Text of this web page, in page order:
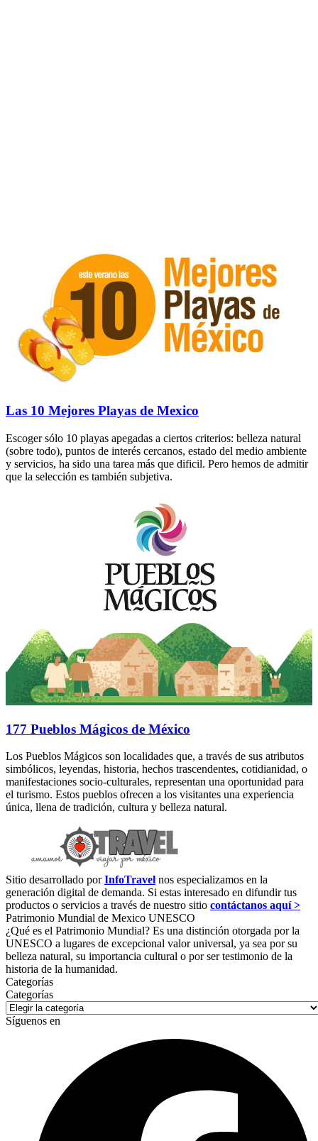
Las 10 Mejores Playas de Mexico
Escoger sólo 10 playas apegadas a ciertos criterios: belleza natural
(sobre todo), puntos de interés cercanos, estado del medio ambiente
y servicios, ha sido una tarea más que dificil. Pero hemos de admitir
que la selección es también subjetiva.
177 Pueblos Mágicos de México
Los Pueblos Mágicos son localidades que, a través de sus atributos
simbólicos, leyendas, historia, hechos trascendentes, cotidianidad, o
manifestaciones socio-culturales, representan una oportunidad para
el turismo. Estos pueblos ofrecen a los visitantes una experiencia
única, llena de tradición, cultura y belleza natural.
Sitio desarrollado porInfoTravel nos especializamos en la
generación digital de demanda. Si estas interesado en difundir tus
productos o servicios a través de nuestro sitio contáctanos aquí >
Patrimonio Mundial de Mexico UNESCO
¿Qué es el Patrimonio Mundial? Es una distinción otorgada por la
UNESCO a lugares de excepcional valor universal, ya sea por su
belleza natural, su importancia cultural o por ser testimonio de la
historia de la humanidad.
Categorías
Categorías
Síguenos en